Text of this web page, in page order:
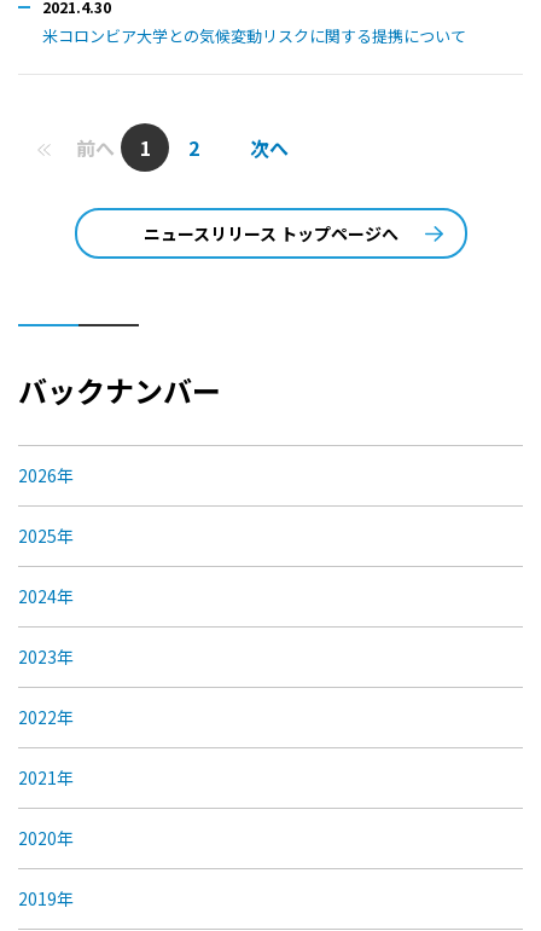
2021.4.30
米コロンビア大学との気候変動リスクに関する提携について
前へ 1 2 次へ
ニュースリリース トップページへ
バックナンバー
2026年
2025年
2024年
2023年
2022年
2021年
2020年
2019年